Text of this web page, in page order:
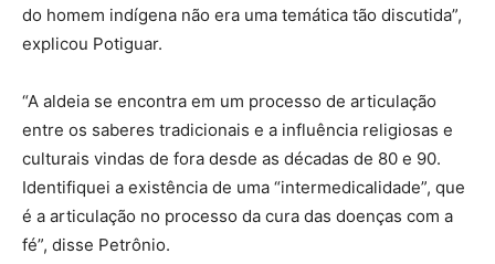
do homem indígena não era uma temática tão discutida”,
explicou Potiguar.
“A aldeia se encontra em um processo de articulação
entre os saberes tradicionais e a influência religiosas e
culturais vindas de fora desde as décadas de 80 e 90.
Identifiquei a existência de uma “intermedicalidade”, que
é a articulação no processo da cura das doenças com a
fé”, disse Petrônio.